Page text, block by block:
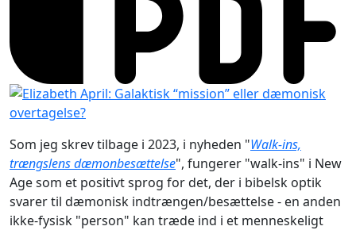
Som jeg skrev tilbage i 2023, i nyheden "Walk-ins,
trængslens dæmonbesættelse", fungerer "walk-ins" i New
Age som et positivt sprog for det, der i bibelsk optik
svarer til dæmonisk indtrængen/besættelse - en anden
ikke-fysisk "person" kan træde ind i et menneskeligt